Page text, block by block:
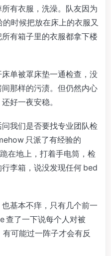
有衣服，洗澡。队友因为
时候把放在床上的衣服又
有箱子里的衣服都拿下楼
单被罩床垫一通检查，没
那样的污渍。但仍然内心
好一夜安稳。
我们是否要找专业团队检
只派了有经验的
在地上，打着手电筒，检
李箱，说没发现任何 bed
基本不痒，只有几个前一
查了一下说每个人对被
可能过一阵子才会有反